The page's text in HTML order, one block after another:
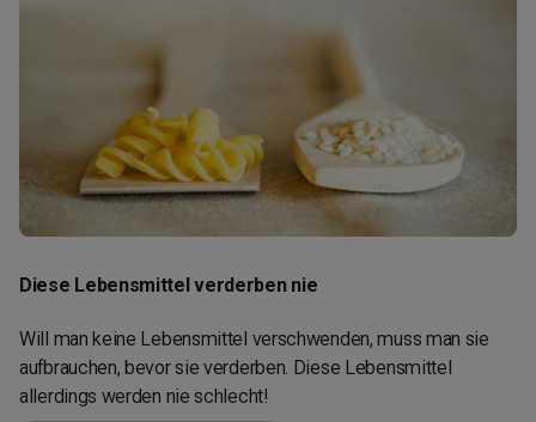
Diese Lebensmittel verderben nie
Will man keine Lebensmittel verschwenden, muss man sie
aufbrauchen, bevor sie verderben. Diese Lebensmittel
allerdings werden nie schlecht!